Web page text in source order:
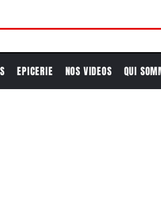
EPICERIE NOS VIDEOS QUI